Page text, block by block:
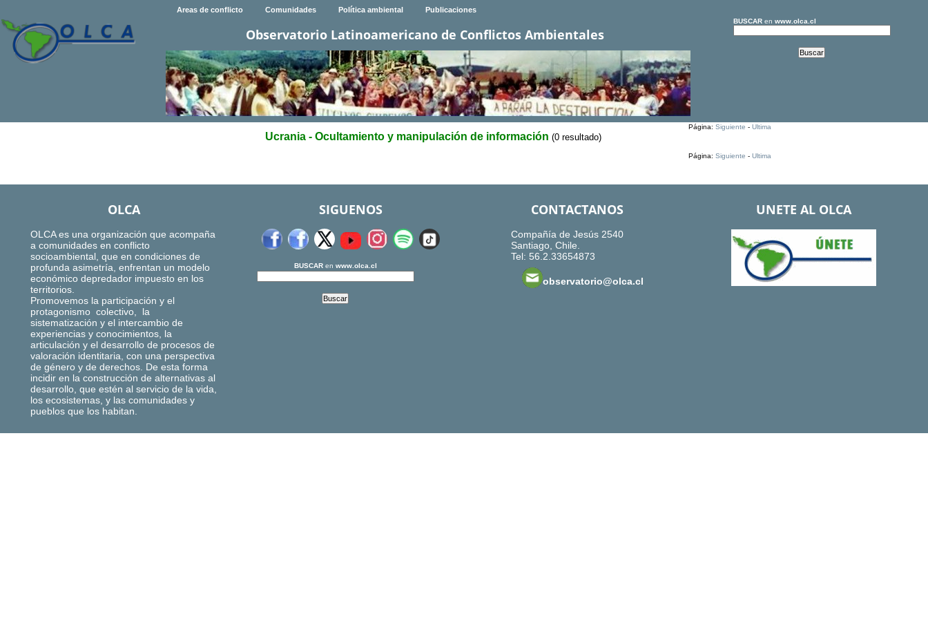
Areas de conflicto Comunidades Política ambiental Publicaciones
Observatorio Latinoamericano de Conflictos Ambientales
BUSCARen www.olca.cl
Página: Siguiente - Ultima
Ucrania - Ocultamiento y manipulación de información (0 resultado)
Página: Siguiente - Ultima
OLCA
OLCA es una organización que acompaña
a comunidades en conflicto
socioambiental, que en condiciones de
profunda asimetría, enfrentan un modelo
económico depredador impuesto en los
territorios.
Promovemos la participación y el
protagonismo colectivo, la
sistematización y el intercambio de
experiencias y conocimientos, la
articulación y el desarrollo de procesos de
valoración identitaria, con una perspectiva
de género y de derechos. De esta forma
incidir en la construcción de alternativas al
desarrollo, que estén al servicio de la vida,
los ecosistemas, y las comunidades y
pueblos que los habitan.
SIGUENOS
BUSCARen www.olca.cl
CONTACTANOS
Compañía de Jesús 2540
Santiago, Chile.
Tel: 56.2.33654873
observatorio@olca.cl
UNETE AL OLCA